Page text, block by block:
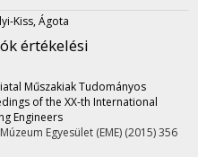
Kiss, Ágota
értékelési
Műszakiak Tudományos
of the XX-th International
Engineers
Egyesület (EME) (2015)356